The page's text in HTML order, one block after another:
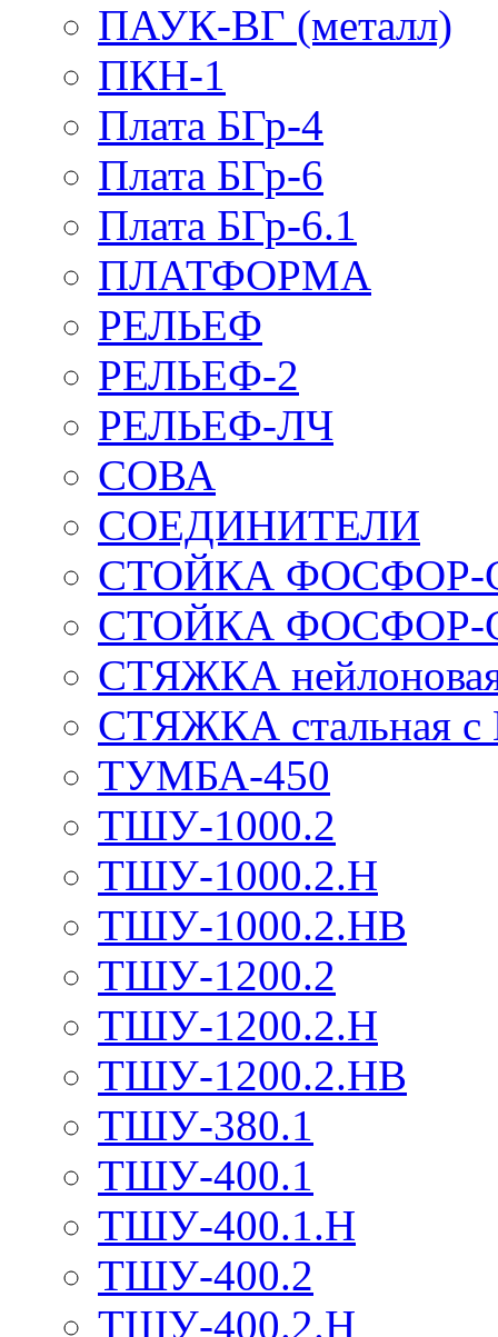
ПАУК-ВГ (металл)
ПКН-1
Плата БГр-4
Плата БГр-6
Плата БГр-6.1
ПЛАТФОРМА
РЕЛЬЕФ
РЕЛЬЕФ-2
РЕЛЬЕФ-ЛЧ
СОВА
СОЕДИНИТЕЛИ
СТОЙКА ФОСФОР-
СТОЙКА ФОСФОР-
СТЯЖКА нейлоновая
СТЯЖКА стальная
ТУМБА-450
ТШУ-1000.2
ТШУ-1000.2.Н
ТШУ-1000.2.НВ
ТШУ-1200.2
ТШУ-1200.2.Н
ТШУ-1200.2.НВ
ТШУ-380.1
ТШУ-400.1
ТШУ-400.1.Н
ТШУ-400.2
ТШУ-400.2.Н